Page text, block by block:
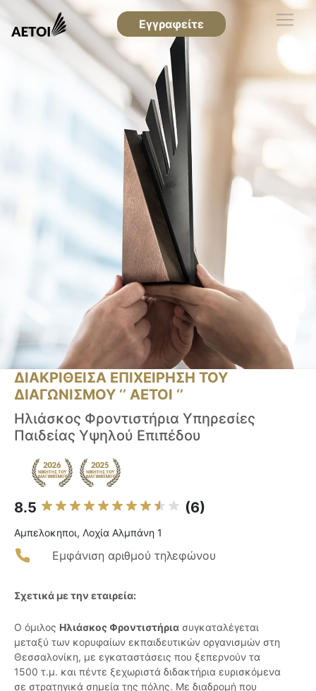
Εγγραφείτε
ΔΙΑΚΡΙΘΕΙΣΑ ΕΠΙΧΕΙΡΗΣΗ ΤΟΥ
ΔΙΑΓΩΝΙΣΜΟΥ ‘’ ΑΕΤΟΙ ‘’
Ηλιάσκος Φροντιστήρια Υπηρεσίες
Παιδείας Υψηλού Επιπέδου
8.5 (6)
Αμπελοκηποι, Λοχία Αλμπάνη 1
Εμφάνιση αριθμού τηλεφώνου
Σχετικά με την εταιρεία:
Ο όμιλος Ηλιάσκος Φροντιστήρια συγκαταλέγεται
μεταξύ των κορυφαίων εκπαιδευτικών οργανισμών στη
Θεσσαλονίκη, με εγκαταστάσεις που ξεπερνούν τα
1500 τ.μ. και πέντε ξεχωριστά διδακτήρια ευρισκόμενα
σε στρατηγικά σημεία της πόλης. Με διαδρομή που